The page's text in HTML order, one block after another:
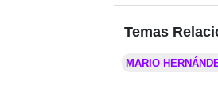
Temas
MARIO